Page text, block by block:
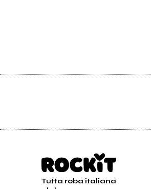
Tutta roba italiana